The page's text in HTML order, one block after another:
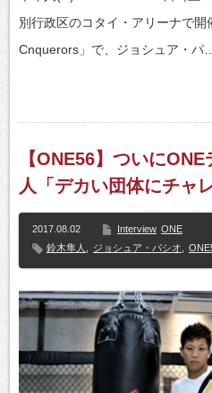
別行政区のコタイ・アリーナで
Cnquerors」で、ジョシュア・パ…
【ONE56】ついに
人「デカい団体にチャ
2017.08.02 Interview ONE
鈴木隼人
ジョシュア・パシオ